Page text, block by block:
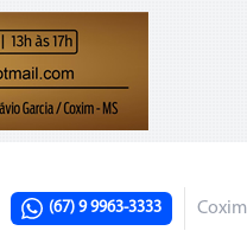
(67) 9 9963-3333 Coxim